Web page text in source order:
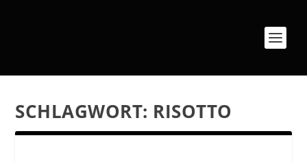
SCHLAGWORT: RISOTTO